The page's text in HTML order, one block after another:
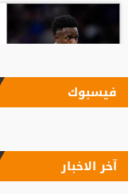
فيسبوك
آخر الاخبار